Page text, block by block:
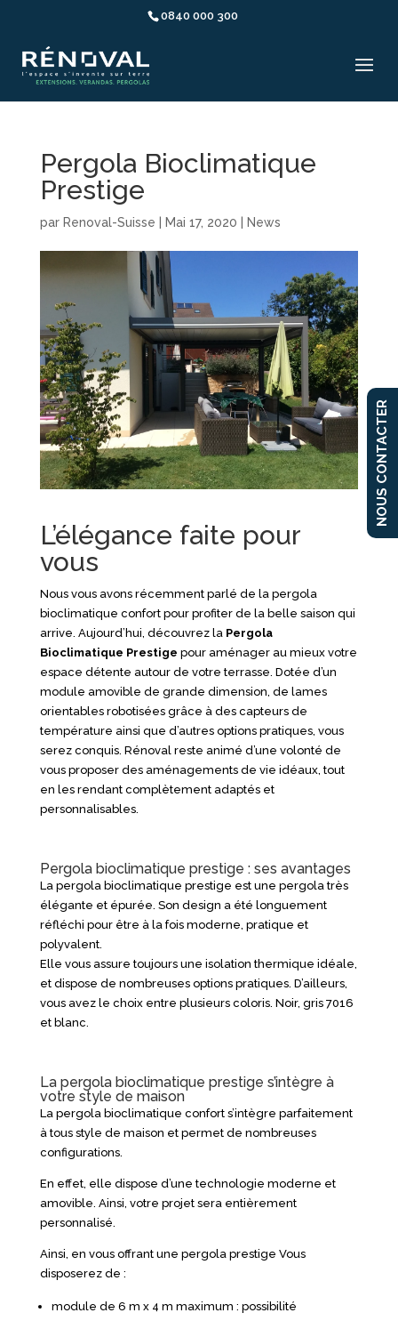
0840 000 300
Pergola Bioclimatique
Prestige
par Renoval-Suisse Mai 17, 2020 News
L’élégance faite pour
vous
Nous vous avons récemment parlé de la pergola
bioclimatique confort pour profiter de la belle saison qui
arrive. Aujourd’hui, découvrez la Pergola
Bioclimatique Prestige pour aménager au mieux votre
espace détente autour de votre terrasse. Dotée d’un
module amovible de grande dimension, de lames
orientables robotisées grâce à des capteurs de
température ainsi que d’autres options pratiques, vous
serez conquis. Rénoval reste animé d’une volonté de
vous proposer des aménagements de vie idéaux, tout
en les rendant complètement adaptés et
personnalisables.
Pergola bioclimatique prestige : ses avantages
La pergola bioclimatique prestige est une pergola très
élégante et épurée. Son design a été longuement
réfléchi pour être à la fois moderne, pratique et
polyvalent.
Elle vous assure toujours une isolation thermique idéale,
et dispose de nombreuses options pratiques. D’ailleurs,
vous avez le choix entre plusieurs coloris. Noir, gris 7016
et blanc.
La pergola bioclimatique prestige s’intègre à
votre style de maison
La pergola bioclimatique confort s’intègre parfaitement
à tous style de maison et permet de nombreuses
configurations.
En effet, elle dispose d’une technologie moderne et
amovible. Ainsi, votre projet sera entièrement
personnalisé.
Ainsi, en vous offrant une pergola prestige Vous
disposerez de :
module de 6 m x 4 m maximum : possibilité
NOUS CONTACTER